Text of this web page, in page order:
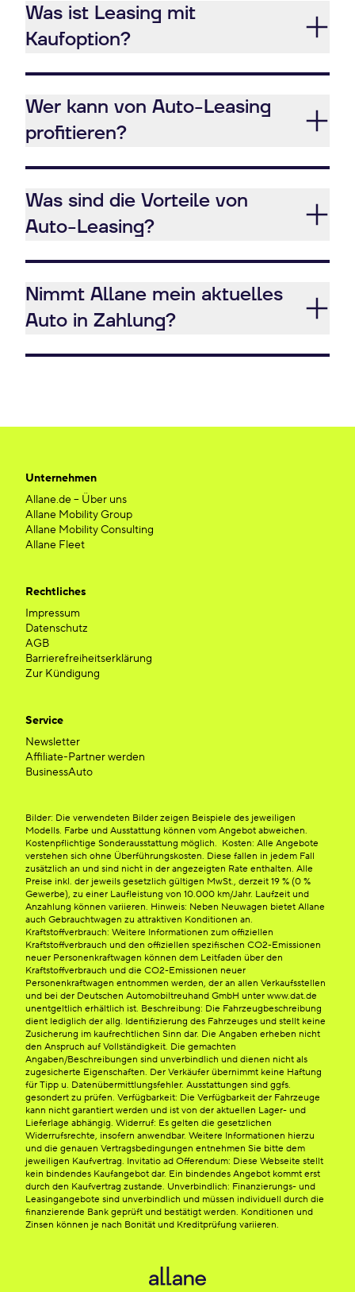
Was ist Leasing mit
Kaufoption?
Wer kann von Auto-Leasing
profitieren?
Was sind die Vorteile von
Auto-Leasing?
Nimmt Allane mein aktuelles
Auto in Zahlung?
Unternehmen
Allane.de – Über uns
Allane Mobility Group
Allane Mobility Consulting
Allane Fleet
Rechtliches
Impressum
Datenschutz
AGB
Barrierefreiheitserklärung
Zur Kündigung
Service
Newsletter
Affiliate-Partner werden
BusinessAuto
Bilder: Die verwendeten Bilder zeigen Beispiele des jeweiligen
Modells. Farbe und Ausstattung können vom Angebot abweichen.
Kostenpflichtige Sonderausstattung möglich. Kosten: Alle Angebote
verstehen sich ohne Überführungskosten. Diese fallen in jedem Fall
zusätzlich an und sind nicht in der angezeigten Rate enthalten. Alle
Preise inkl. der jeweils gesetzlich gültigen MwSt., derzeit 19 % (0 %
Gewerbe), zu einer Laufleistung von 10.000 km/Jahr. Laufzeit und
Anzahlung können variieren. Hinweis: Neben Neuwagen bietet Allane
auch Gebrauchtwagen zu attraktiven Konditionen an.
Kraftstoffverbrauch: Weitere Informationen zum offiziellen
Kraftstoffverbrauch und den offiziellen spezifischen CO2-Emissionen
neuer Personenkraftwagen können dem Leitfaden über den
Kraftstoffverbrauch und die CO2-Emissionen neuer
Personenkraftwagen entnommen werden, der an allen Verkaufsstellen
und bei der Deutschen Automobiltreuhand GmbH unter www.dat.de
unentgeltlich erhältlich ist. Beschreibung: Die Fahrzeugbeschreibung
dient lediglich der allg. Identifizierung des Fahrzeuges und stellt keine
Zusicherung im kaufrechtlichen Sinn dar. Die Angaben erheben nicht
den Anspruch auf Vollständigkeit. Die gemachten
Angaben/Beschreibungen sind unverbindlich und dienen nicht als
zugesicherte Eigenschaften. Der Verkäufer übernimmt keine Haftung
für Tipp u. Datenübermittlungsfehler. Ausstattungen sind ggfs.
gesondert zu prüfen. Verfügbarkeit: Die Verfügbarkeit der Fahrzeuge
kann nicht garantiert werden und ist von der aktuellen Lager- und
Lieferlage abhängig. Widerruf: Es gelten die gesetzlichen
Widerrufsrechte, insofern anwendbar. Weitere Informationen hierzu
und die genauen Vertragsbedingungen entnehmen Sie bitte dem
jeweiligen Kaufvertrag. Invitatio ad Offerendum: Diese Webseite stellt
kein bindendes Kaufangebot dar. Ein bindendes Angebot kommt erst
durch den Kaufvertrag zustande. Unverbindlich: Finanzierungs- und
Leasingangebote sind unverbindlich und müssen individuell durch die
finanzierende Bank geprüft und bestätigt werden. Konditionen und
Zinsen können je nach Bonität und Kreditprüfung variieren.